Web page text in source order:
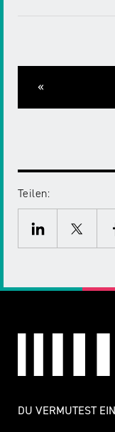
«
Teilen:
DU VERMUTEST